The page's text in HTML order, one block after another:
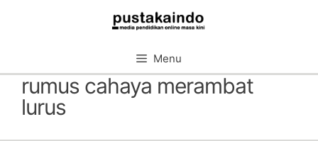
Menu
rumus cahaya merambat
lurus